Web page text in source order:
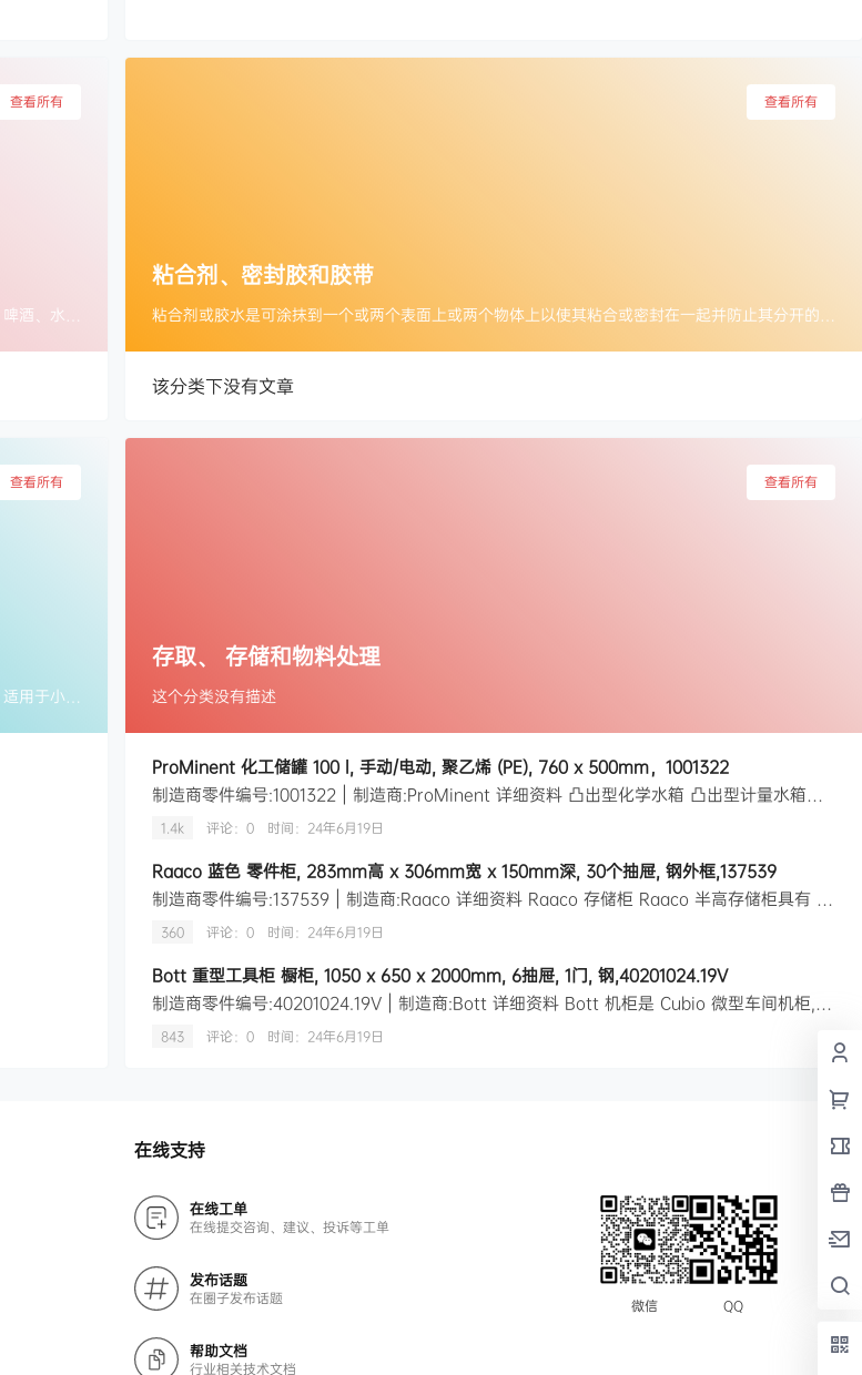
查看所有
粘合剂、密封胶和胶带
粘合剂或胶水是可涂抹到一个或两个表面上或两个物体上以使其粘合或密封在一起并防止其分开的物质。粘合剂包含不同的化学成分，如丙烯酸粘合剂、环氧粘合剂、硅树脂粘合剂、橡胶和触点粘合剂。
查看所有
该分类下没有文章
磨料有多种形式，包括基板、磨块、刷、带和液体。基于机器的磨料（如盘、轮和皮带）适用于小型和大型应用，且有助于提供高质量的成品。虽然以各种形式提供，但其功能几乎相同，用于从一块材料上去除表层。这具有侵蚀性，在项目工件最初成形时去除大量材料，然后更精细地去除材料，从而完成表面精加工和抛光。
查看所有
存取、 存储和物料处理
这个分类没有描述
查看所有
ProMinent 化工储罐 100 l, 手动/电动, 聚乙烯 (PE), 760 x 500mm，1001322
制造商零件编号:1001322 | 制造商:ProMinent 详细资料 凸出型化学水箱 凸出型计量水箱特别适用于安全储存和计量化学制品，且设计用于与 Prominent Gamma/x、Beta 和 Alpha 系列计量泵一起使用。 易于安装，带螺纹插座，用于安装 Prominent 计量泵、吸嘴和搅拌器。 每个罐盖子上均具有螺钉，用于储存罐不用时安全存储，由 UV 稳定的聚氨酯制成。 特点和优…
1.4k 评论：0 时间： 24年6月19日
Raaco 蓝色 零件柜, 283mm高 x 306mm宽 x 150mm深, 30个抽屉, 钢外框,137539
制造商零件编号:137539 | 制造商:Raaco 详细资料 Raaco 存储柜 Raaco 半高存储柜具有 30 个抽屉、每个抽屉分为 4 个隔层。它的深度为 150mm 、宽度为 306mm 、高度为 283mm 。它具有钢框架和深蓝色搪瓷漆表面。抽屉具有半透明、轻型和 Durable 聚丙烯。该设计有助于机柜在另 TOP I 特点和优势 点焊钢主体止动轮辋可确保抽屉不会脱落橡胶支脚、用于防…
360 评论：0 时间： 24年6月19日
Bott 重型工具柜 橱柜, 1050 x 650 x 2000mm, 6抽屉, 1门, 钢,40201024.19V
制造商零件编号:40201024.19V | 制造商:Bott 详细资料 Bott 机柜是 Cubio 微型车间机柜,由钢板材料制成,经过耐用的粉漆处理。此机柜具有 2 个 Louvre 背板和 6 个 175 mm 抽屉,带 100% 延长滑块。此机柜结构 10 年保修镀锌钢架100 kg 机架负载能力75 kg 抽屉负载能力大负荷和强化钢壳体 技术参数 属性数值类型碗柜，带架子坐地式是门数目1…
843 评论：0 时间： 24年6月19日
在线支持
在线工单
在线提交咨询、建议、投诉等工单
发布话题
在圈子发布话题
帮助文档
行业相关技术文档
微信 QQ